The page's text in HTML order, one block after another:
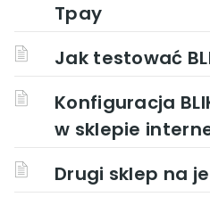
Tpay
Jak testować
Konfiguracja
w sklepie
Drugi sklep na